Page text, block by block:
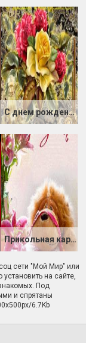
С днем рождения!
Прикольная картинка с днём Рождения ребенку
сети "Мой Мир" или
на сайте,
Под
и спрятаны
6.7Kb